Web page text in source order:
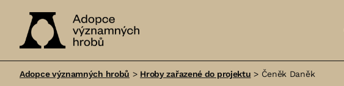
významných
Adopce významných hrobů > Hroby zařazené do projektu > Čeněk Daněk